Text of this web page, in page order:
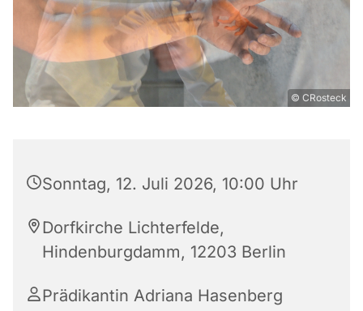
© CRosteck
Sonntag, 12. Juli 2026, 10:00 Uhr
Dorfkirche Lichterfelde,
Hindenburgdamm, 12203 Berlin
Prädikantin Adriana Hasenberg